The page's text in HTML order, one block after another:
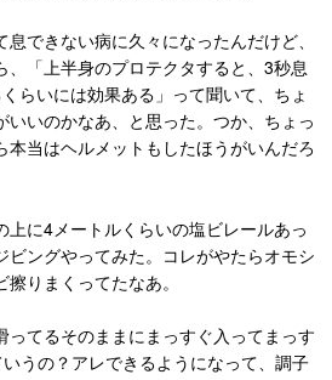
できない病に久々になったんだけど、
、「上半身のプロテクタすると、3秒息
らいには効果ある」って聞いて、ちょ
いいのかなあ、と思った。つか、ちょっ
本当はヘルメットもしたほうがいんだろ
上に4メートルくらいの塩ビレールあっ
ビングやってみた。コレがやたらオモシ
りまくってたなあ。
ってるそのままにまっすぐ入ってまっす
うの？アレできるようになって、調子